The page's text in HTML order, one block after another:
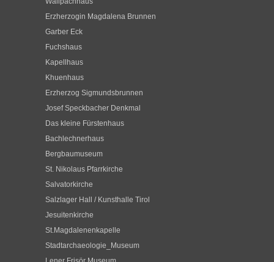
Erzherzogin Magdalena Brunnen
Garber Eck
Fuchshaus
Kapellhaus
Khuenhaus
Erzherzog Sigmundsbrunnen
Josef Speckbacher Denkmal
Das kleine Fürstenhaus
Bachlechnerhaus
Bergbaumuseum
St. Nikolaus Pfarrkirche
Salvatorkirche
Salzlager Hall / Kunsthalle Tirol
Jesuitenkirche
St.Magdalenenkapelle
Stadtarchaeologie_Museum